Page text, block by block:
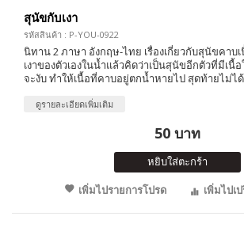
สุนัขกับเงา
รหัสสินค้า : P-YOU-0922
นิทาน 2 ภาษา อังกฤษ-ไทย เรื่องเกี่ยวกับสุนัขคาบ
เงาของตัวเองในน้ำแล้วคิดว่าเป็นสุนัขอีกตัวที่มีเนื้
จะงับ ทำให้เนื้อที่คาบอยู่ตกน้ำหายไป สุดท้ายไม่ได้
ดูรายละเอียดเพิ่มเติม
50 บาท
หยิบใส่ตะกร้า
เพิ่มไปรายการโปรด
เพิ่มไปเ